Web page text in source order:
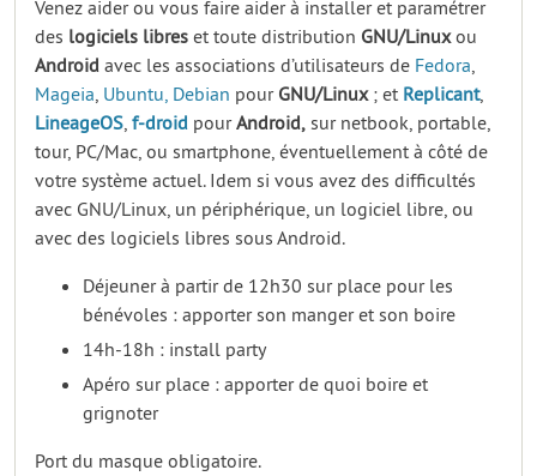
Venez aider ou vous faire aider à installer et paramétrer
des logiciels libres et toute distribution GNU/Linuxou
Android avec les associations d’utilisateurs de Fedora,
Mageia, Ubuntu, Debian pour GNU/Linux; et Replicant,
LineageOS, f-droid pourAndroid, sur netbook, portable,
tour, PC/Mac, ou smartphone, éventuellement à côté de
votre système actuel. Idem si vous avez des difficultés
avec GNU/Linux, un périphérique, un logiciel libre, ou
avec des logiciels libres sous Android.
Déjeuner à partir de 12h30 sur place pour les
bénévoles : apporter son manger et son boire
14h-18h : install party
Apéro sur place : apporter de quoi boire et
grignoter
Port du masque obligatoire.